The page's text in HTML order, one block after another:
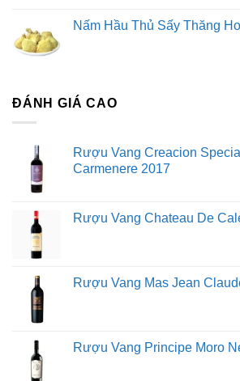
Nấm Hầu Thủ Sấy Thăng
ĐÁNH GIÁ CAO
Rượu Vang Creacion
Carmenere 2017
Rượu Vang Chateau De
Rượu Vang Mas Jean
Rượu Vang Principe Moro